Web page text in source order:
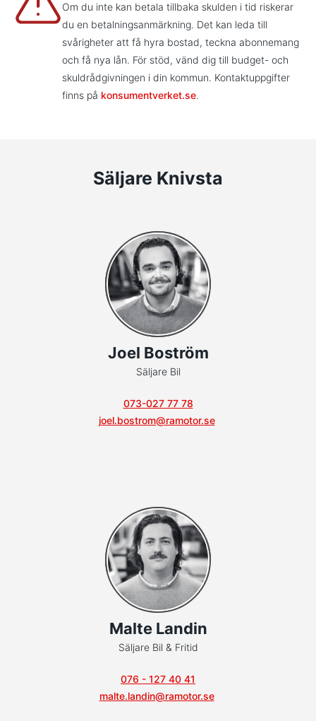
Om du inte kan betala tillbaka skulden i tid riskerar
du en betalningsanmärkning. Det kan leda till
svårigheter att få hyra bostad, teckna abonnemang
och få nya lån. För stöd, vänd dig till budget- och
skuldrådgivningen i din kommun. Kontaktuppgifter
finns på konsumentverket.se.
Säljare Knivsta
Joel Boström
Säljare Bil
073-027 77 78
joel.bostrom@ramotor.se
Malte Landin
Säljare Bil & Fritid
076 - 127 40 41
malte.landin@ramotor.se